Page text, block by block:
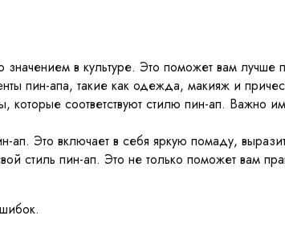
в культуре. Это поможет вам лучше
пин-апа, такие как одежда, макияж и
соответствуют стилю пин-ап. Важно
ап. Это включает в себя яркую помаду,
стиль пин-ап. Это не только поможет вам